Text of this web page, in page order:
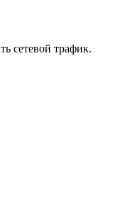
сетевой трафик.